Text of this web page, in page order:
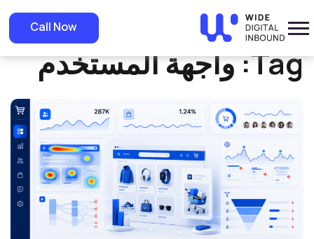
Call Now Home
» واجهة المستخدم
Tag: واجهة المستخدم